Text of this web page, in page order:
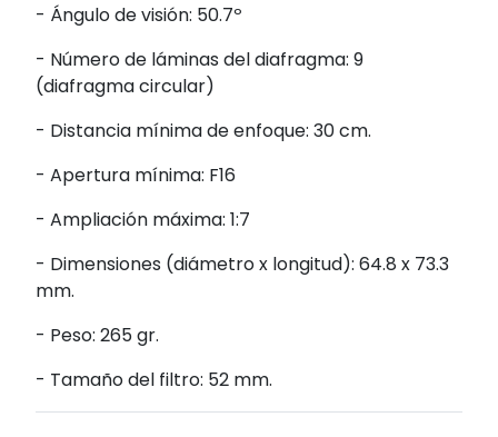
- Ángulo de visión: 50.7º
- Número de láminas del diafragma: 9
(diafragma circular)
- Distancia mínima de enfoque: 30 cm.
- Apertura mínima: F16
- Ampliación máxima: 1:7
- Dimensiones (diámetro x longitud): 64.8 x 73.3
mm.
- Peso: 265 gr.
- Tamaño del filtro: 52 mm.